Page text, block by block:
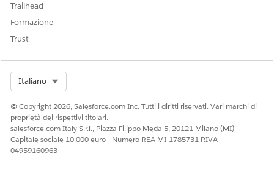
Trailhead
Formazione
Trust
Italiano
© Copyright 2026, Salesforce.com Inc. Tutti i diritti riservati. Vari marchi di
proprietà dei rispettivi titolari.
salesforce.com Italy S.r.l., Piazza Filippo Meda 5, 20121 Milano (MI)
Capitale sociale 10.000 euro - Numero REA MI-1785731 P.IVA
04959160963